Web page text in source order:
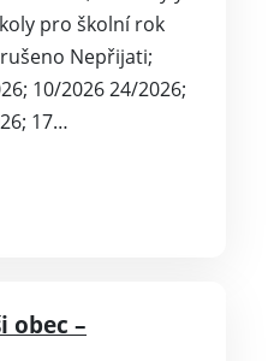
pro školní rok
Nepřijati;
10/2026 24/2026;
17…
obec –